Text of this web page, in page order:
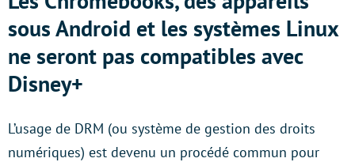
sous Android et les systèmes Linux
ne seront pas compatibles avec
Disney+
L’usage de DRM (ou système de gestion des droits
numériques) est devenu un procédé commun pour